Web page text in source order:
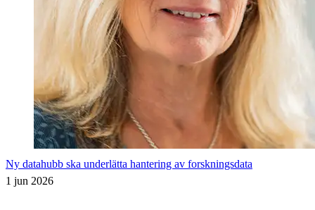
Ny datahubb ska underlätta hantering av forskningsdata
1 jun 2026